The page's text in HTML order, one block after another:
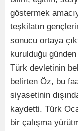
göstermek
teşkilatın
sonucu ortaya
kurulduğu
Türk devletinin
belirten Öz, bu
siyasetinin
kaydetti. Türk
bir çalışma